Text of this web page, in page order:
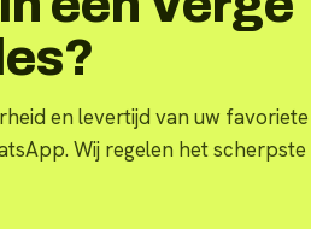
en levertijd van uw favoriete
Wij regelen het scherpste